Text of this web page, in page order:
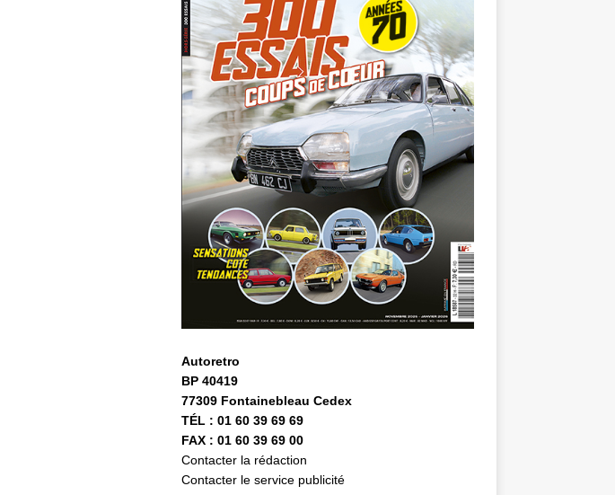
Autoretro
BP 40419
77309 Fontainebleau Cedex
TÉL : 01 60 39 69 69
FAX : 01 60 39 69 00
Contacter la rédaction
Contacter le service publicité